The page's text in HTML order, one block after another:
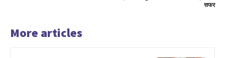
सफर
More articles